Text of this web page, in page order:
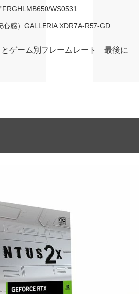
WS0531
心感）GALLERIA XDR7A-R57-GD
ゲーム別フレームレート 最後に